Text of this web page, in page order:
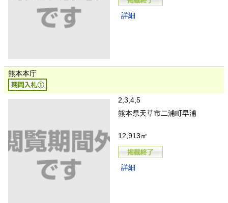
詳細
熊本本庁
2,3,4,5
熊本県天草市二浦町早浦
12,913㎡
詳細